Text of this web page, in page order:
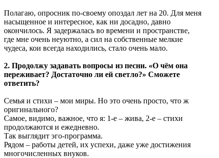
Полагаю, опросник по-своему опоздал лет на 20. Для меня
насыщенное и интересное, как ни досадно, давно
окончилось. Я задержалась во времени и пространстве,
где мне очень неуютно, а сил на собственные мелкие
чудеса, кои всегда находились, стало очень мало.
2. Продолжу задавать вопросы из песни. «О чём она
переживает? Достаточно ли ей светло?» Сможете
ответить?
Семья и стихи – мои миры. Но это очень просто, что ж
оригинального?
Самое, видимо, важное, что я: 1-е – жива, 2-е – стихи
продолжаются и ежедневно.
Так выглядит эго-программа.
Рядом – работы детей, их успехи, даже уже достижения
многочисленных внуков.